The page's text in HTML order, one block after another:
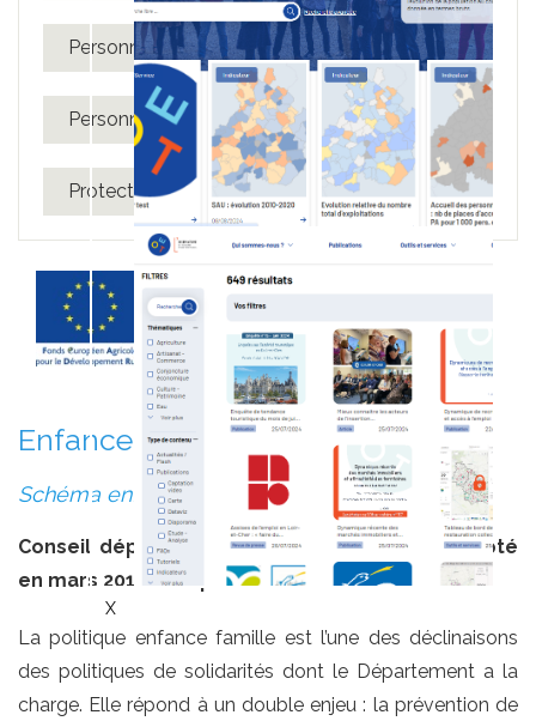
Personnes handicapées
Personnes âgées
Protection Juridique Santé
Enfance
Schéma enfance famille 2018-2023
Conseil départemental de Loir-et-Cher - adopté
en mars 2018 (remplace le schéma de 2011)
La politique enfance famille est l’une des déclinaisons
des politiques de solidarités dont le Département a la
charge. Elle répond à un double enjeu : la prévention de